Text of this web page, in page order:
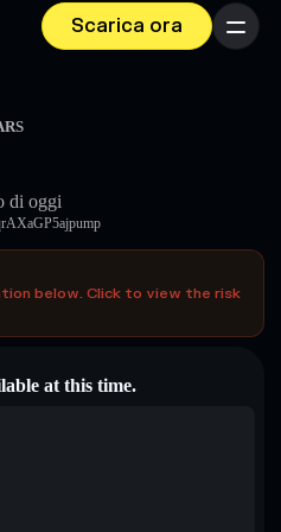
Scarica ora Menu
di oggi
below. Click to view the risk
at this time.